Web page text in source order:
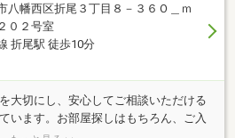
八幡西区折尾３丁目８－３６Ｏ＿ｍ
０２号室
折尾駅 徒歩10分
大切にし、安心してご相談いただける
います。お部屋探しはもちろん、ご入